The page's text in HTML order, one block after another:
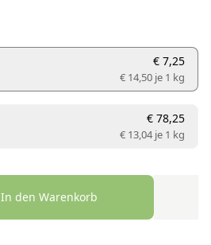
€ 7,25
€ 14,50 je 1 kg
€ 78,25
€ 13,04 je 1 kg
In den Warenkorb